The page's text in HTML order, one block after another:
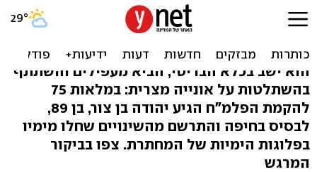
ותיק הפלי"ם עולה על סטי"ל:
"איזו עוצמה"
הוא ישב בכלא הבריטי, הביא מעפילים והשתתף
בהשתלטות על אונייה מצרית: במלאות 75
להקמת הפלמ"ח הגיע יהודה בן צור, בן 89,
לבסיס בחיפה והתרשם מהשינויים שחלו מימיו
בפלוגות הימיות של המחתרת. צפו בביקור
המרגש